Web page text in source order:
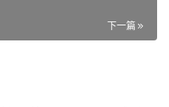
下一篇